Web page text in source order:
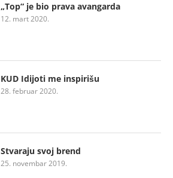
„Top“ je bio prava avangarda
12. mart 2020.
KUD Idijoti me inspirišu
28. februar 2020.
Stvaraju svoj brend
25. novembar 2019.